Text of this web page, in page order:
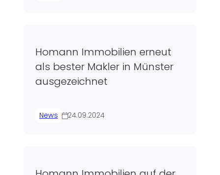
Homann Immobilien erneut
als bester Makler in Münster
ausgezeichnet
News 24.09.2024